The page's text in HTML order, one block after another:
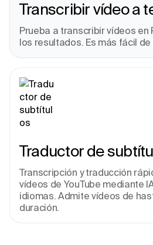
Transcribir vídeo a
Prueba a transcribir vídeos en
los resultados. Es más fácil
Traductor de
Transcripción y traducción
vídeos de YouTube mediante
idiomas. Admite vídeos de
duración.